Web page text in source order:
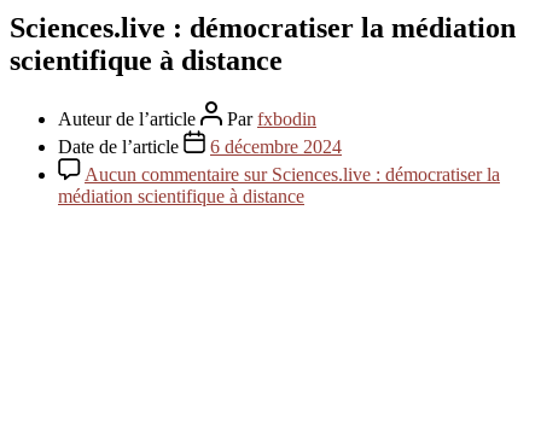
Sciences.live : démocratiser la médiation
scientifique à distance
Auteur de l’article Parfxbodin
Date de l’article
6 décembre 2024
Aucun commentaire sur Sciences.live : démocratiser la
médiation scientifique à distance